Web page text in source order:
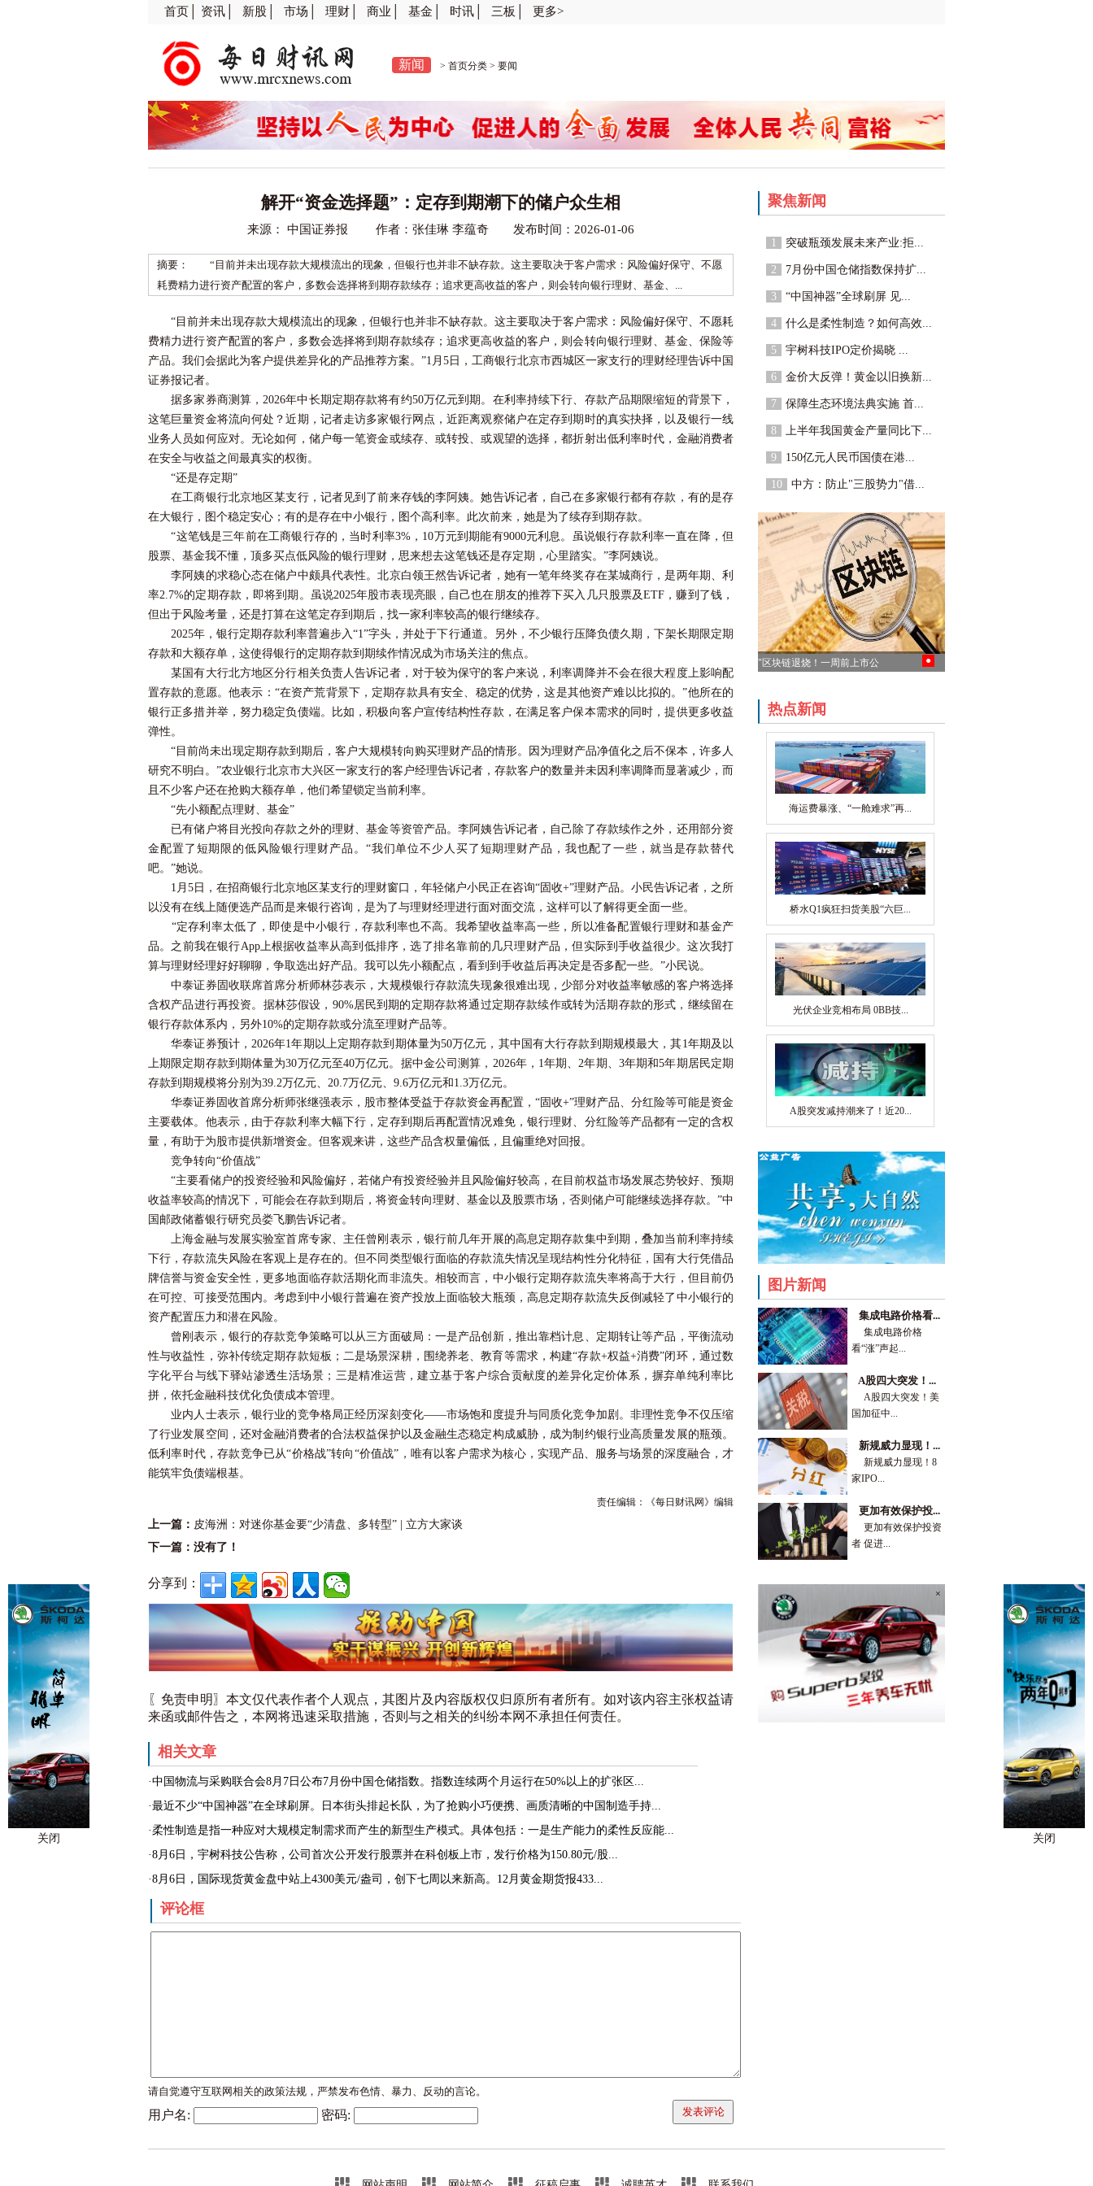
首页│ 资讯│ 新股│ 市场│ 理财│ 商业│ 基金│ 时讯│ 三板│ 更多>
聚焦新闻
1 突破瓶颈发展未来产业:拒...
2 7月份中国仓储指数保持扩...
3 “中国神器”全球刷屏 见...
4 什么是柔性制造？如何高效...
5 宇树科技IPO定价揭晓 ...
6 金价大反弹！黄金以旧换新...
7 保障生态环境法典实施 首...
8 上半年我国黄金产量同比下...
9 150亿元人民币国债在港...
10 中方：防止"三股势力"借...
"区块链退烧！一周前上市公
●
热点新闻
海运费暴涨、“一舱难求”再...
桥水Q1疯狂扫货美股“六巨...
光伏企业竞相布局 0BB技...
A股突发减持潮来了！近20...
图片新闻
集成电路价格看...
集成电路价格
看“涨”声起...
A股四大突发！...
A股四大突发！美
国加征中...
新规威力显现！...
新规威力显现！8
家IPO...
更加有效保护投...
更加有效保护投资
者 促进...
×
新闻 > 首页分类 > 要闻
解开“资金选择题”：定存到期潮下的储户众生相
来源： 中国证券报 作者：张佳琳 李蕴奇 发布时间：2026-01-06
摘要： “目前并未出现存款大规模流出的现象，但银行也并非不缺存款。这主要取决于客户需求：风险偏好保守、不愿
耗费精力进行资产配置的客户，多数会选择将到期存款续存；追求更高收益的客户，则会转向银行理财、基金、...
“目前并未出现存款大规模流出的现象，但银行也并非不缺存款。这主要取决于客户需求：风险偏好保守、不愿耗
费精力进行资产配置的客户，多数会选择将到期存款续存；追求更高收益的客户，则会转向银行理财、基金、 保险等
产品。我们会据此为客户提供差异化的产品推荐方案。”1月5日， 工商银行北京市西城区一家支行的理财经理告诉中国
证券报记者。
据多家券商测算，2026年中长期定期存款将有约50万亿元到期。在利率持续下行、存款产品期限缩短的背景下，
这笔巨量资金将流向何处？近期，记者走访多家银行网点，近距离观察储户在定存到期时的真实抉择，以及银行一线
业务人员如何应对。无论如何，储户每一笔资金或续存、或转投、或观望的选择，都折射出低利率时代，金融消费者
在安全与收益之间最真实的权衡。
“还是存定期”
在工商银行北京地区某支行，记者见到了前来存钱的李阿姨。她告诉记者，自己在多家银行都有存款，有的是存
在大银行，图个稳定安心；有的是存在中小银行，图个高利率。此次前来，她是为了续存到期存款。
“这笔钱是三年前在工商银行存的，当时利率3%，10万元到期能有9000元利息。虽说银行存款利率一直在降，但
股票、基金我不懂，顶多买点低风险的银行理财，思来想去这笔钱还是存定期，心里踏实。”李阿姨说。
李阿姨的求稳心态在储户中颇具代表性。北京白领王然告诉记者，她有一笔年终奖存在某城商行，是两年期、利
率2.7%的定期存款，即将到期。虽说2025年股市表现亮眼，自己也在朋友的推荐下买入几只股票及ETF，赚到了钱，
但出于风险考量，还是打算在这笔定存到期后，找一家利率较高的银行继续存。
2025年，银行定期存款利率普遍步入“1”字头，并处于下行通道。另外，不少银行压降负债久期，下架长期限定期
存款和大额存单，这使得银行的定期存款到期续作情况成为市场关注的焦点。
某国有大行北方地区分行相关负责人告诉记者，对于较为保守的客户来说，利率调降并不会在很大程度上影响配
置存款的意愿。他表示：“在资产荒背景下，定期存款具有安全、稳定的优势，这是其他资产难以比拟的。”他所在的
银行正多措并举，努力稳定负债端。比如，积极向客户宣传结构性存款，在满足客户保本需求的同时，提供更多收益
弹性。
“目前尚未出现定期存款到期后，客户大规模转向购买理财产品的情形。因为理财产品净值化之后不保本，许多人
研究不明白。”农业银行北京市大兴区一家支行的客户经理告诉记者，存款客户的数量并未因利率调降而显著减少，而
且不少客户还在抢购大额存单，他们希望锁定当前利率。
“先小额配点理财、基金”
已有储户将目光投向存款之外的理财、基金等资管产品。李阿姨告诉记者，自己除了存款续作之外，还用部分资
金配置了短期限的低风险银行理财产品。“我们单位不少人买了短期理财产品，我也配了一些，就当是存款替代
吧。”她说。
1月5日，在招商银行北京地区某支行的理财窗口，年轻储户小民正在咨询“固收+”理财产品。小民告诉记者，之所
以没有在线上随便选产品而是来银行咨询，是为了与理财经理进行面对面交流，这样可以了解得更全面一些。
“定存利率太低了，即使是中小银行，存款利率也不高。我希望收益率高一些，所以准备配置银行理财和基金产
品。之前我在银行App上根据收益率从高到低排序，选了排名靠前的几只理财产品，但实际到手收益很少。这次我打
算与理财经理好好聊聊，争取选出好产品。我可以先小额配点，看到到手收益后再决定是否多配一些。”小民说。
中泰证券 固收联席首席分析师林莎表示，大规模银行存款流失现象很难出现，少部分对收益率敏感的客户将选择
含权产品进行再投资。据林莎假设，90%居民到期的定期存款将通过定期存款续作或转为活期存款的形式，继续留在
银行存款体系内，另外10%的定期存款或分流至理财产品等。
华泰证券预计，2026年1年期以上定期存款到期体量为50万亿元，其中国有大行存款到期规模最大，其1年期及以
上期限定期存款到期体量为30万亿元至40万亿元。据中金公司测算，2026年，1年期、2年期、3年期和5年期居民定期
存款到期规模将分别为39.2万亿元、20.7万亿元、9.6万亿元和1.3万亿元。
华泰证券固收首席分析师张继强表示，股市整体受益于存款资金再配置，“固收+”理财产品、分红险等可能是资金
主要载体。他表示，由于存款利率大幅下行，定存到期后再配置情况难免，银行理财、分红险等产品都有一定的含权
量，有助于为股市提供新增资金。但客观来讲，这些产品含权量偏低，且偏重绝对回报。
竞争转向“价值战”
“主要看储户的投资经验和风险偏好，若储户有投资经验并且风险偏好较高，在目前权益市场发展态势较好、预期
收益率较高的情况下，可能会在存款到期后，将资金转向理财、基金以及股票市场，否则储户可能继续选择存款。”中
国邮政储蓄银行研究员娄飞鹏告诉记者。
上海金融与发展实验室首席专家、主任曾刚表示，银行前几年开展的高息定期存款集中到期，叠加当前利率持续
下行，存款流失风险在客观上是存在的。但不同类型银行面临的存款流失情况呈现结构性分化特征，国有大行凭借品
牌信誉与资金安全性，更多地面临存款活期化而非流失。相较而言，中小银行定期存款流失率将高于大行，但目前仍
在可控、可接受范围内。考虑到中小银行普遍在资产投放上面临较大瓶颈，高息定期存款流失反倒减轻了中小银行的
资产配置压力和潜在风险。
曾刚表示，银行的存款竞争策略可以从三方面破局：一是产品创新，推出靠档计息、定期转让等产品，平衡流动
性与收益性，弥补传统定期存款短板；二是场景深耕，围绕养老、教育等需求，构建“存款+权益+消费”闭环，通过数
字化平台与线下驿站渗透生活场景；三是精准运营，建立基于客户综合贡献度的差异化定价体系，摒弃单纯利率比
拼，依托金融科技优化负债成本管理。
业内人士表示，银行业的竞争格局正经历深刻变化——市场饱和度提升与同质化竞争加剧。非理性竞争不仅压缩
了行业发展空间，还对金融消费者的合法权益保护以及金融生态稳定构成威胁，成为制约银行业高质量发展的瓶颈。
低利率时代，存款竞争已从“价格战”转向“价值战”，唯有以客户需求为核心，实现产品、服务与场景的深度融合，才
能筑牢负债端根基。
责任编辑：《每日财讯网》编辑
上一篇： 皮海洲：对迷你基金要“少清盘、多转型” | 立方大家谈
下一篇：没有了！
分享到：
〖免责申明〗本文仅代表作者个人观点，其图片及内容版权仅归原所有者所有。如对该内容主张权益请
来函或邮件告之，本网将迅速采取措施，否则与之相关的纠纷本网不承担任何责任。
相关文章
·中国物流与采购联合会8月7日公布7月份中国仓储指数。指数连续两个月运行在50%以上的扩张区...
·最近不少“中国神器”在全球刷屏。日本街头排起长队，为了抢购小巧便携、画质清晰的中国制造手持...
·柔性制造是指一种应对大规模定制需求而产生的新型生产模式。具体包括：一是生产能力的柔性反应能...
·8月6日，宇树科技公告称，公司首次公开发行股票并在科创板上市，发行价格为150.80元/股...
·8月6日，国际现货黄金盘中站上4300美元/盎司，创下七周以来新高。12月黄金期货报433...
评论框
请自觉遵守互联网相关的政策法规，严禁发布色情、暴力、反动的言论。
用户名: 密码: 发表评论
关闭 关闭